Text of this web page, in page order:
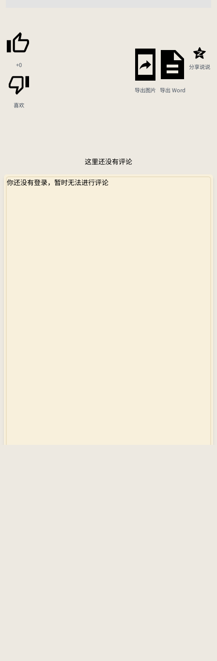
+0
喜欢
导出图片 导出 Word
分享说说
这里还没有评论
你还没有登录，暂时无法进行评论